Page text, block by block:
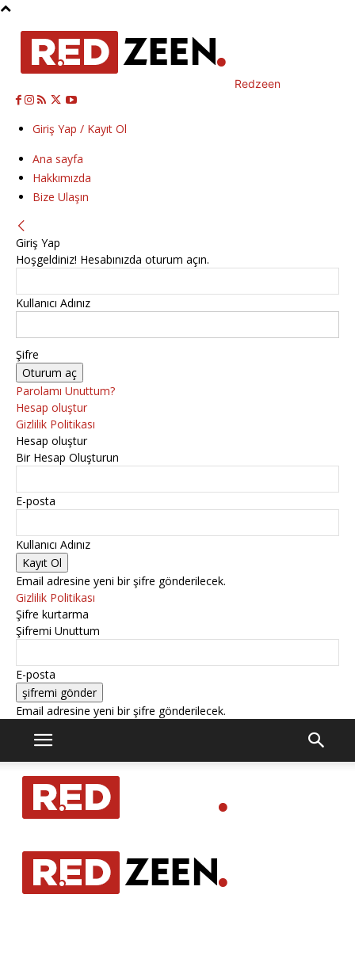
Redzeen
Giriş Yap / Kayıt Ol
Ana sayfa
Hakkımızda
Bize Ulaşın
Giriş Yap
Hoşgeldiniz! Hesabınızda oturum açın.
Kullanıcı Adınız
Şifre
Parolamı Unuttum?
Hesap oluştur
Gizlilik Politikası
Hesap oluştur
Bir Hesap Oluşturun
E-posta
Kullanıcı Adınız
Email adresine yeni bir şifre gönderilecek.
Gizlilik Politikası
Şifre kurtarma
Şifremi Unuttum
E-posta
Email adresine yeni bir şifre gönderilecek.